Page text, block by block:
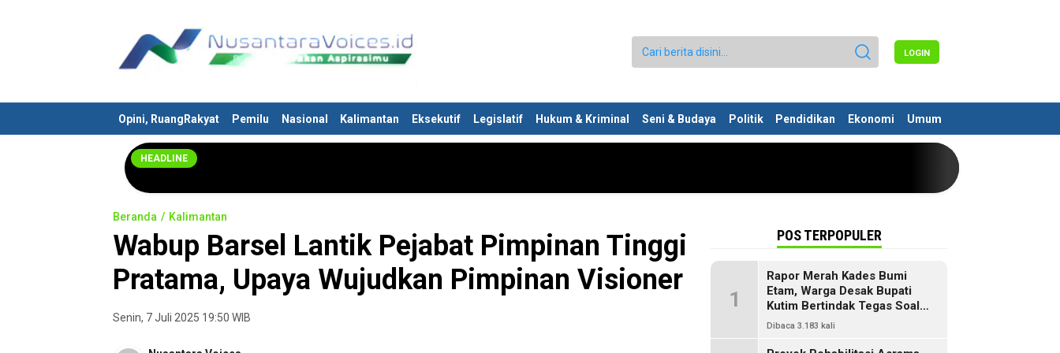
Nusantaravoices.id
Berani Suarakan Aspirasimu
LOGIN
Opini, RuangRakyat Pemilu Nasional Kalimantan Eksekutif Legislatif Hukum & Kriminal Seni & Budaya Politik Pendidikan Ekonomi Umum
HEADLINE
Beranda Kalimantan
Wabup Barsel Lantik Pejabat Pimpinan Tinggi
Pratama, Upaya Wujudkan Pimpinan Visioner
Senin, 7 Juli 2025 19:50 WIB
POS TERPOPULER
1
Rapor Merah Kades Bumi
Etam, Warga Desak Bupati
Kutim Bertindak Tegas Soal
Penyelewengan Dana SILPA
Dibaca 3.183 kali